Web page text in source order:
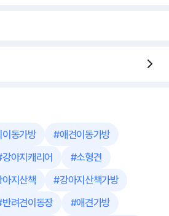
이동가방 #애견이동가방
강아지캐리어 #소형견
아지산책 #강아지산책가방
반려견이동장 #애견가방